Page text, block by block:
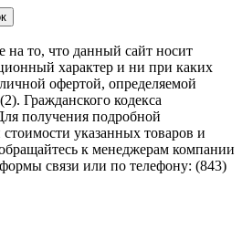
то, что данный сайт носит
характер и ни при каких
офертой, определяемой
Гражданского кодекса
получения подробной
указанных товаров и
к менеджерам компании
связи или по телефону: (843)